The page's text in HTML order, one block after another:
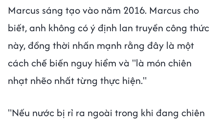
Marcus sáng tạo vào năm 2016. Marcus cho
biết, anh không có ý định lan truyền công thức
này, đồng thời nhấn mạnh rằng đây là một
cách chế biến nguy hiểm và "là món chiên
nhạt nhẽo nhất từng thực hiện."
"Nếu nước bị rỉ ra ngoài trong khi đang chiên